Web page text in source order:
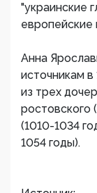
"украинские
европейские
Анна
источникам
из трех
ростовского
(1010-1034
1054 годы).